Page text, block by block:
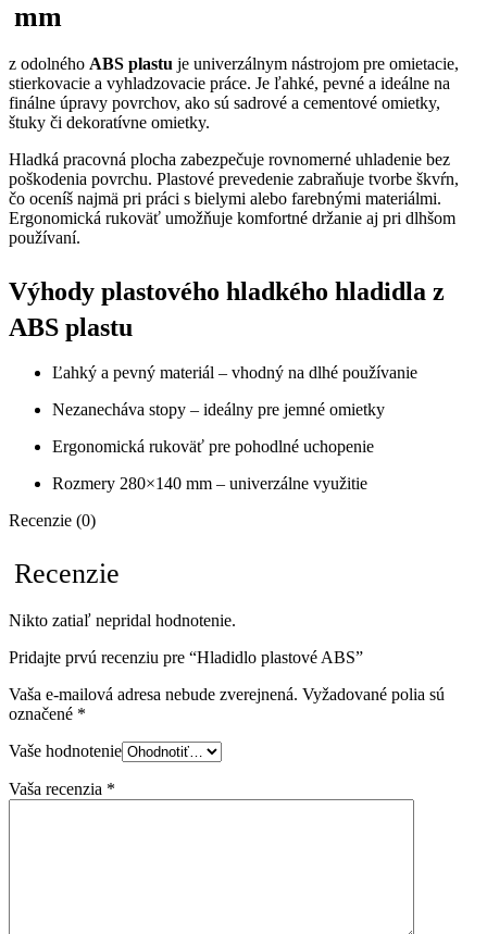
mm
z odolného ABS plastu je univerzálnym nástrojom pre omietacie,
stierkovacie a vyhladzovacie práce. Je ľahké, pevné a ideálne na
finálne úpravy povrchov, ako sú sadrové a cementové omietky,
štuky či dekoratívne omietky.
Hladká pracovná plocha zabezpečuje rovnomerné uhladenie bez
poškodenia povrchu. Plastové prevedenie zabraňuje tvorbe škvŕn,
čo oceníš najmä pri práci s bielymi alebo farebnými materiálmi.
Ergonomická rukoväť umožňuje komfortné držanie aj pri dlhšom
používaní.
Výhody plastového hladkého hladidla z
ABS plastu
Ľahký a pevný materiál – vhodný na dlhé používanie
Nezanecháva stopy – ideálny pre jemné omietky
Ergonomická rukoväť pre pohodlné uchopenie
Rozmery 280×140 mm – univerzálne využitie
Recenzie (0)
Recenzie
Nikto zatiaľ nepridal hodnotenie.
Pridajte prvú recenziu pre “Hladidlo plastové ABS”
Vaša e-mailová adresa nebude zverejnená. Vyžadované polia sú
označené *
Vaše hodnotenie
Vaša recenzia *